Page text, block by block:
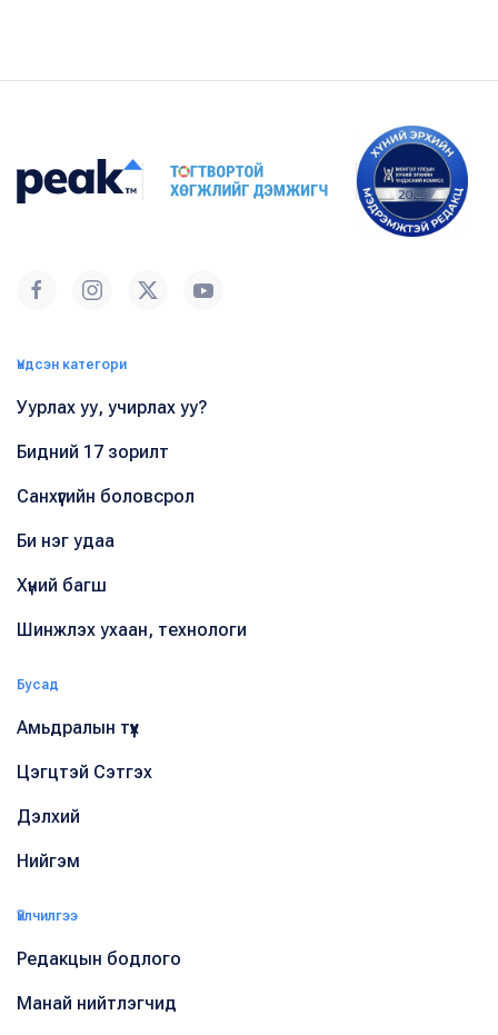
Үндсэн категори
Уурлах уу, учирлах уу?
Бидний 17 зорилт
Санхүүгийн боловсрол
Би нэг удаа
Хүний багш
Шинжлэх ухаан, технологи
Бусад
Амьдралын түүх
Цэгцтэй Сэтгэх
Дэлхий
Нийгэм
Үйлчилгээ
Редакцын бодлого
Манай нийтлэгчид